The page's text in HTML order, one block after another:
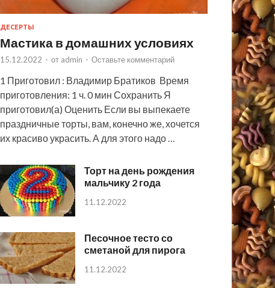
ДЕСЕРТЫ
Мастика в домашних условиях
15.12.2022 - от admin - Оставьте комментарий
1 Приготовил : Владимир Братиков Время
приготовления: 1 ч. 0 мин Сохранить Я
приготовил(а) Оценить Если вы выпекаете
праздничные торты, вам, конечно же, хочется
их красиво украсить. А для этого надо …
Торт на день рождения
мальчику 2 года
11.12.2022
Песочное тесто со
сметаной для пирога
11.12.2022